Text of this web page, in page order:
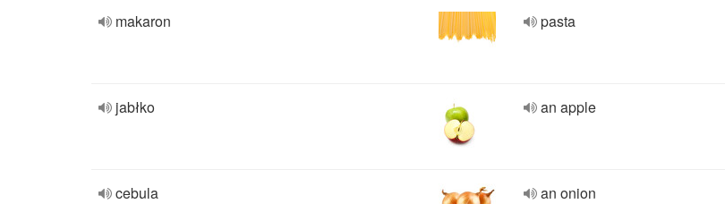
makaron pasta
jabłko an apple
cebula an onion